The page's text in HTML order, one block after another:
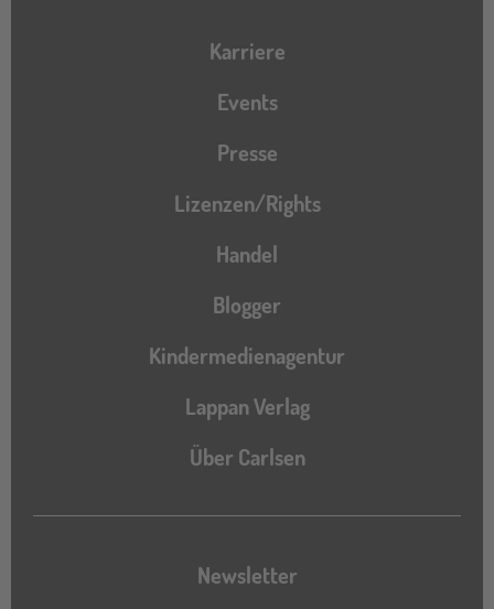
Karriere
Events
Presse
Lizenzen/Rights
Handel
Blogger
Kindermedienagentur
Lappan Verlag
Über Carlsen
Newsletter